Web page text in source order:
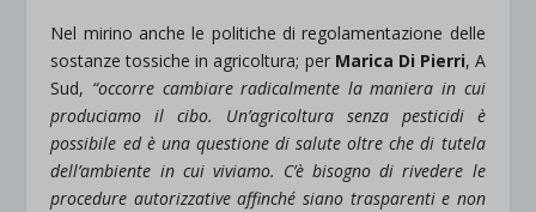
Nel mirino anche le politiche di regolamentazione delle
sostanze tossiche in agricoltura; per Marica Di Pierri, A
Sud, “occorre cambiare radicalmente la maniera in cui
produciamo il cibo. Un’agricoltura senza pesticidi è
possibile ed è una questione di salute oltre che di tutela
dell’ambiente in cui viviamo. C’è bisogno di rivedere le
procedure autorizzative affinché siano trasparenti e non